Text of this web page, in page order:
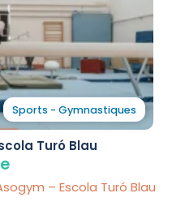
Sports - Gymnastiques
Turó Blau
– Escola Turó Blau